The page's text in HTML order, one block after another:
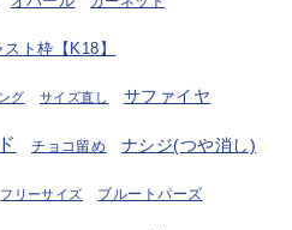
スト枠【K18】
グ サイズ直し サファイヤ
チョコ留め ナシジ(つや消し)
フリーサイズ ブルートパーズ